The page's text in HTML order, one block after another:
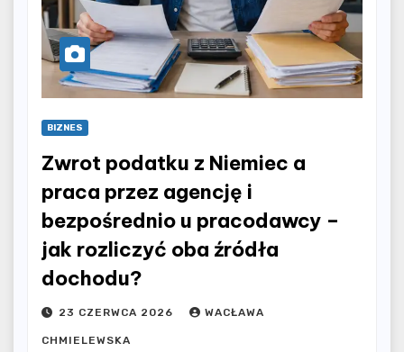
BIZNES
Zwrot podatku z Niemiec a
praca przez agencję i
bezpośrednio u pracodawcy –
jak rozliczyć oba źródła
dochodu?
23 CZERWCA 2026 WACŁAWA
CHMIELEWSKA